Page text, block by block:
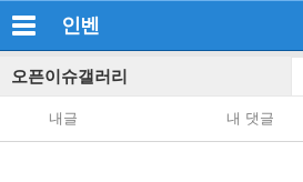
인벤
오픈이슈갤러리
내글 내 댓글